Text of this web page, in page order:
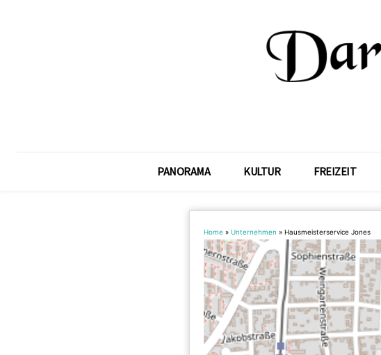
PANORAMA KULTUR FREIZEIT
Home » Unternehmen » Hausmeisterservice Jones